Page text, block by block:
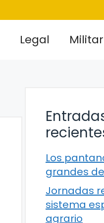
Legal Militar
Los
grandes
Jornadas
sistema
agrario